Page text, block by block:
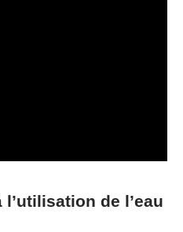
de l’eau